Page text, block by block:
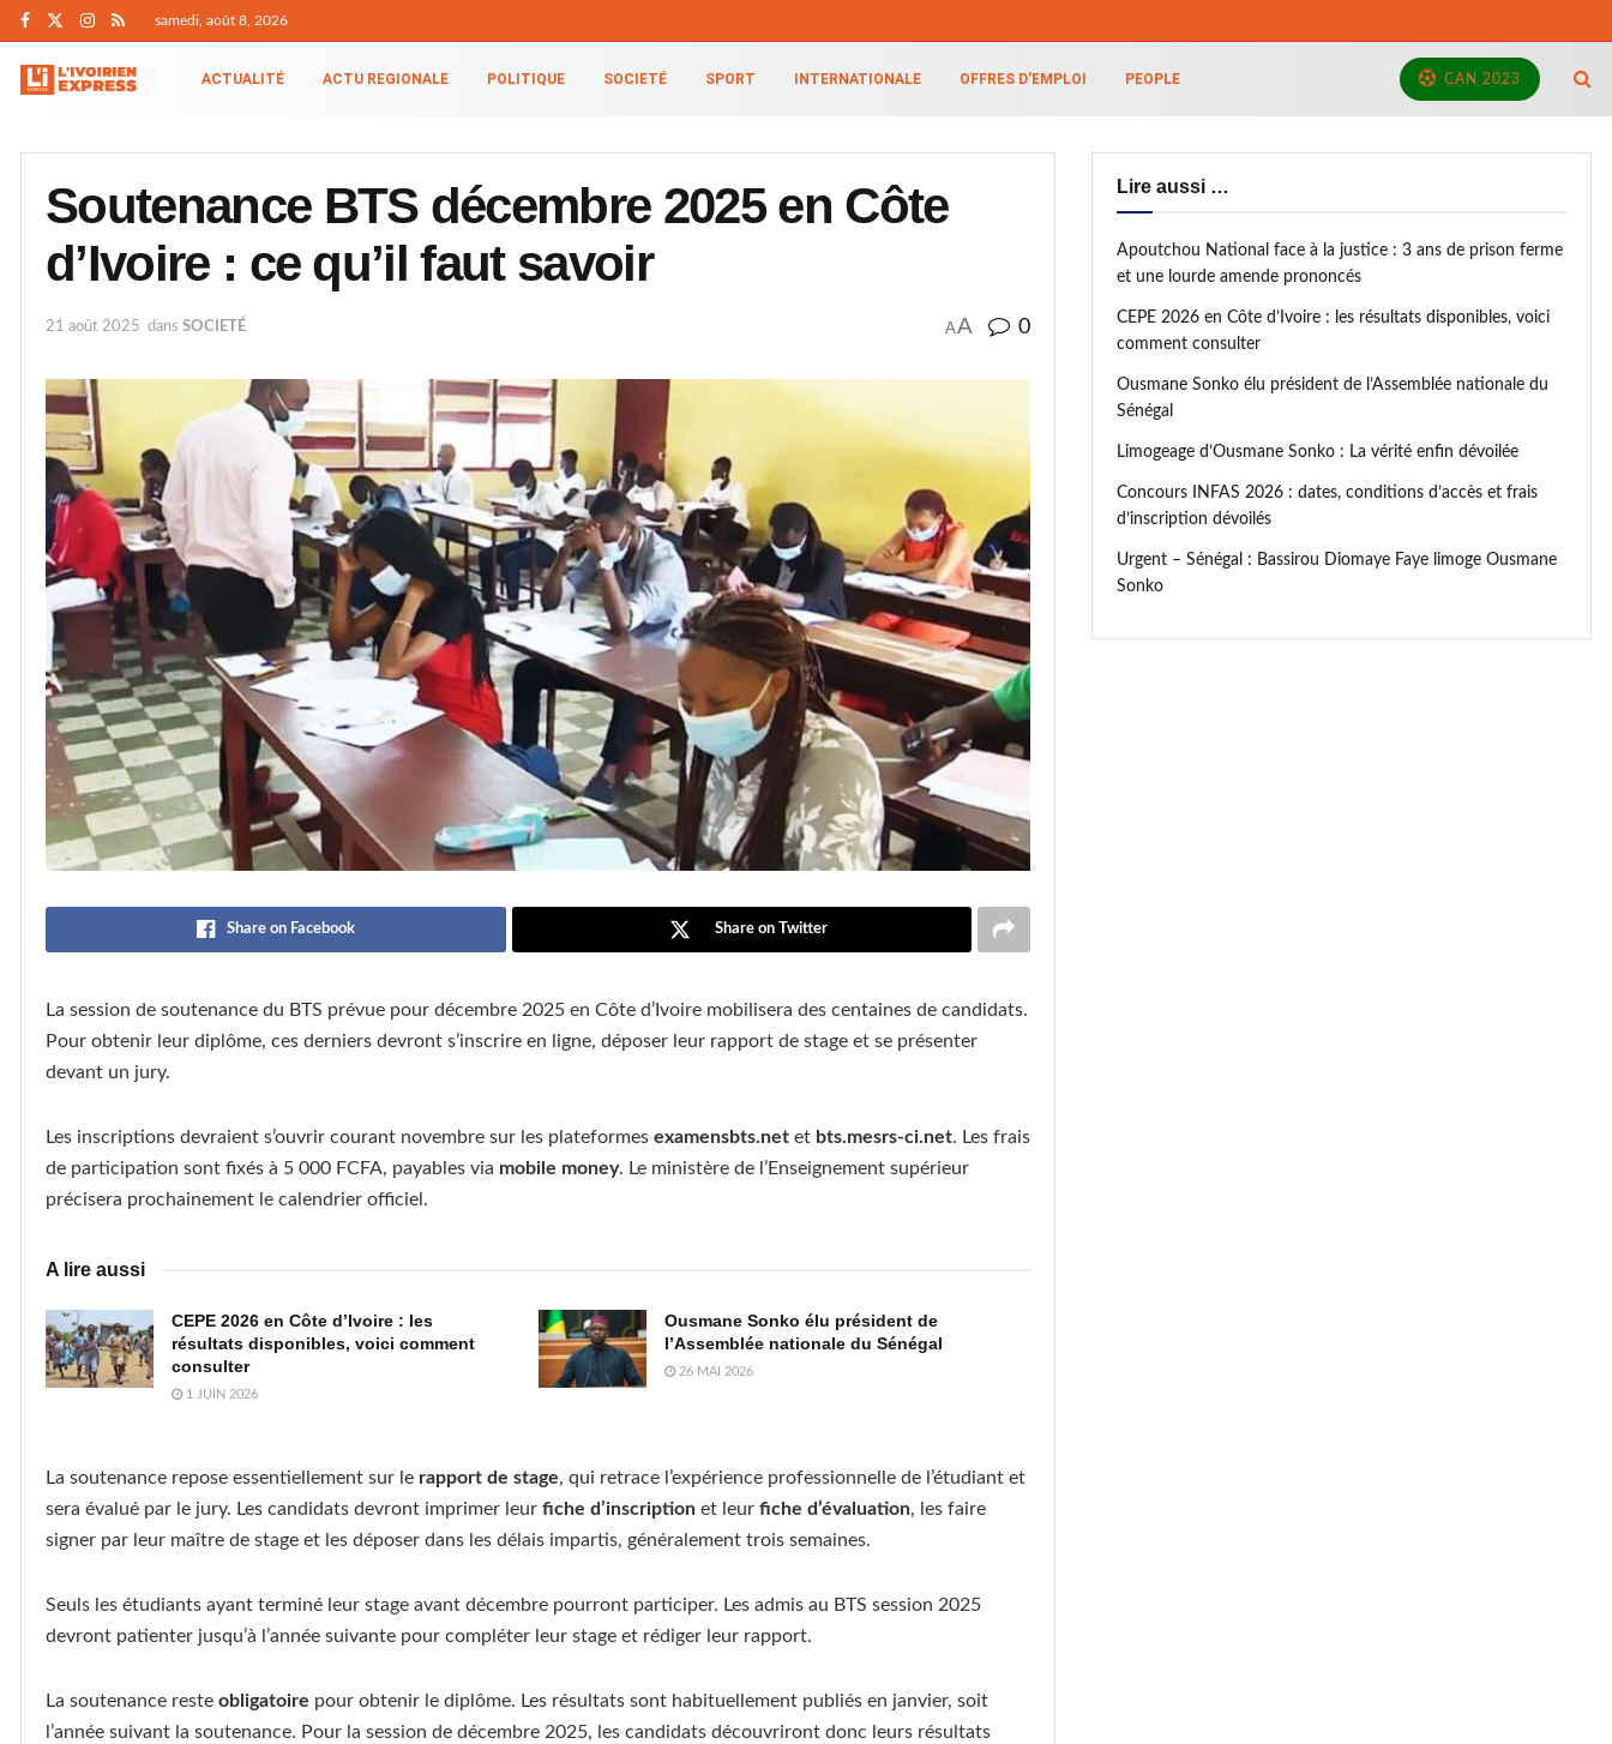
samedi, août 8, 2026
ACTUALITÉ ACTU REGIONALE POLITIQUE SOCIETÉ SPORT INTERNATIONALE OFFRES D’EMPLOI PEOPLE CAN 2023
Soutenance BTS décembre 2025 en Côte
d’Ivoire : ce qu’il faut savoir
21 août 2025 dans SOCIETÉ AA 0
Share on Facebook Share on Twitter
La session de soutenance du BTS prévue pour décembre 2025 en Côte d’Ivoire mobilisera des centaines de candidats.
Pour obtenir leur diplôme, ces derniers devront s’inscrire en ligne, déposer leur rapport de stage et se présenter
devant un jury.
Les inscriptions devraient s’ouvrir courant novembre sur les plateformes examensbts.net et bts.mesrs-ci.net. Les frais
de participation sont fixés à 5 000 FCFA, payables via mobile money. Le ministère de l’Enseignement supérieur
précisera prochainement le calendrier officiel.
A lire aussi
CEPE 2026 en Côte d’Ivoire : les
résultats disponibles, voici comment
consulter
1 JUIN 2026
Ousmane Sonko élu président de
l’Assemblée nationale du Sénégal
26 MAI 2026
La soutenance repose essentiellement sur le rapport de stage, qui retrace l’expérience professionnelle de l’étudiant et
sera évalué par le jury. Les candidats devront imprimer leur fiche d’inscription et leur fiche d’évaluation, les faire
signer par leur maître de stage et les déposer dans les délais impartis, généralement trois semaines.
Seuls les étudiants ayant terminé leur stage avant décembre pourront participer. Les admis au BTS session 2025
devront patienter jusqu’à l’année suivante pour compléter leur stage et rédiger leur rapport.
La soutenance reste obligatoire pour obtenir le diplôme. Les résultats sont habituellement publiés en janvier, soit
l’année suivant la soutenance. Pour la session de décembre 2025, les candidats découvriront donc leurs résultats
Lire aussi …
Apoutchou National face à la justice : 3 ans de prison ferme
et une lourde amende prononcés
CEPE 2026 en Côte d’Ivoire : les résultats disponibles, voici
comment consulter
Ousmane Sonko élu président de l’Assemblée nationale du
Sénégal
Limogeage d’Ousmane Sonko : La vérité enfin dévoilée
Concours INFAS 2026 : dates, conditions d’accès et frais
d’inscription dévoilés
Urgent – Sénégal : Bassirou Diomaye Faye limoge Ousmane
Sonko